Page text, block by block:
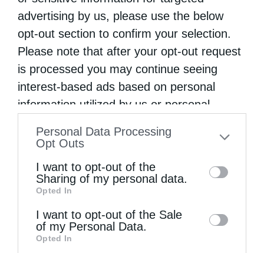
advertising by us, please use the below
opt-out section to confirm your selection.
Please note that after your opt-out request
is processed you may continue seeing
interest-based ads based on personal
information utilized by us or personal
to your opt-out. You may separately opt-out
information by third parties on the IAB’s list
of downstream participants. This
information may also be disclosed by us to
third parties on theIAB’s List of
Downstream Participants
Personal Data Processing
Opt Outs
I want to opt-out of the
Sharing of my personal data.
Opted In
I want to opt-out of the Sale
of my Personal Data.
Opted In
Βαγγέλης Λιόλιος, ο οποίος ανέφερε ότι
είναι ντροπή να γίνονται αγώνες τη Μ.
Πέμπτη για την Basket League, ενώ ο …